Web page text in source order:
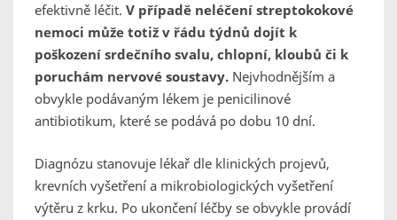
efektivně léčit. V případě neléčení streptokokové
nemoci může totiž v řádu týdnů dojít k
poškození srdečního svalu, chlopní, kloubů či k
poruchám nervové soustavy. Nejvhodnějším a
obvykle podávaným lékem je penicilinové
antibiotikum, které se podává po dobu 10 dní.
Diagnózu stanovuje lékař dle klinických projevů,
krevních vyšetření a mikrobiologických vyšetření
výtěru z krku. Po ukončení léčby se obvykle provádí